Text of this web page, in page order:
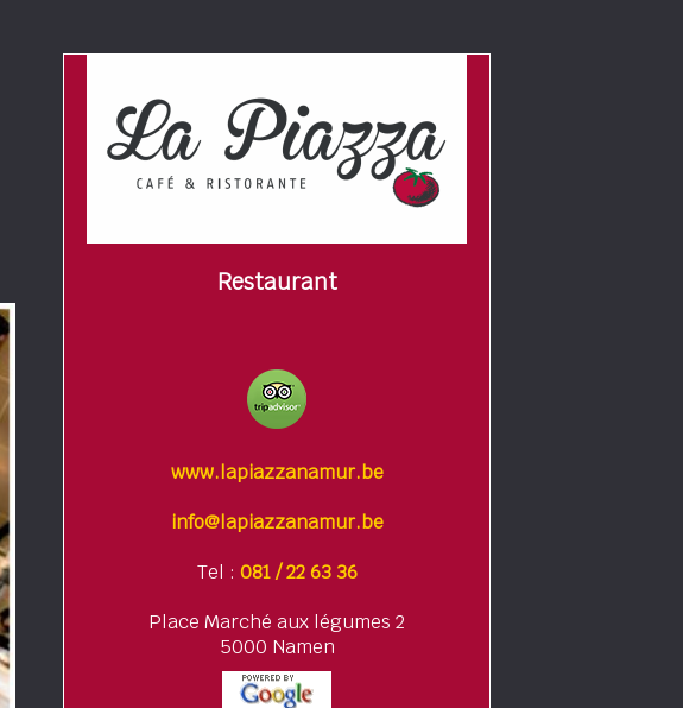
Restaurant
www.lapiazzanamur.be
info@lapiazzanamur.be
Tel : 081 / 22 63 36
Place Marché aux légumes 2
5000 Namen